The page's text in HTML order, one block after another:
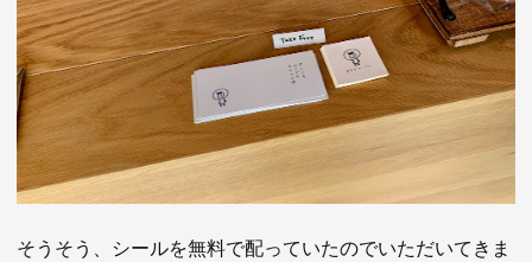
そうそう、シールを無料で配っていたのでいただいてきま